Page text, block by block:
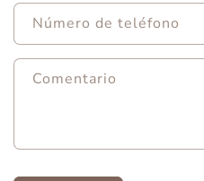
Número de teléfono
Comentario